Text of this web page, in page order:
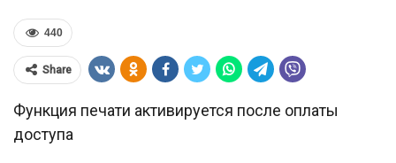
440
Share
Функция печати активируется после оплаты
доступа